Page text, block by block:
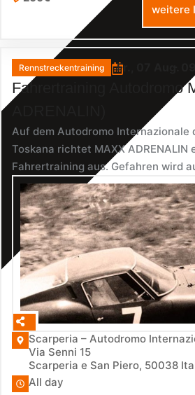
weitere
Rennstreckentraining Fr., 07 Aug. -
Fahrertraining Autodromo
Auf dem Autodromo Internazionale
Toskana richtet MAXX ADRENALIN
Fahrertraining aus. Gefahren wird
Scarperia – Autodromo
Via Senni 15
Scarperia e San Piero, 50038
All day